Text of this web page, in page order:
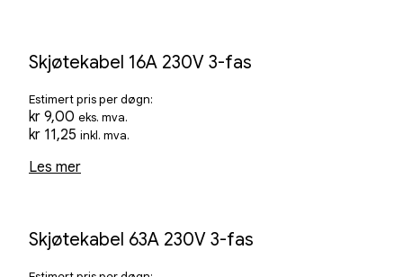
Skjøtekabel 16A 230V 3-fas
Estimert pris per døgn:
kr 9,00 eks. mva.
kr 11,25 inkl. mva.
Les mer
Skjøtekabel 63A 230V 3-fas